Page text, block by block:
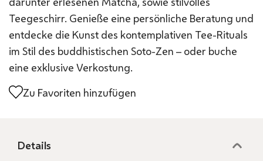
Teegeschirr. Genieße eine persönliche Beratung und
entdecke die Kunst des kontemplativen Tee-Rituals
im Stil des buddhistischen Soto-Zen – oder buche
eine exklusive Verkostung.
Zu Favoriten hinzufügen
Details